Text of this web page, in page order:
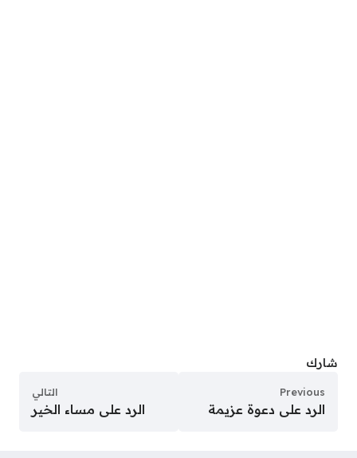
شارك
Previous
الرد على دعوة عزيمة
التالي
الرد على مساء الخير